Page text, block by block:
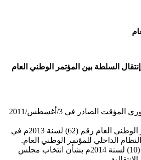
السلطة بين المؤتمر الوطني العام
على الاعلان الدستوري المؤقت الصادر في 3/أغسطس/2011
وعلى قرار المؤتمر الوطني العام رقم (62) لسنة 2013م في
الداخلي للمؤتمر الوطني العام.
وعلى القانون رقم (10) لسنة 2014م بشأن انتخاب مجلس